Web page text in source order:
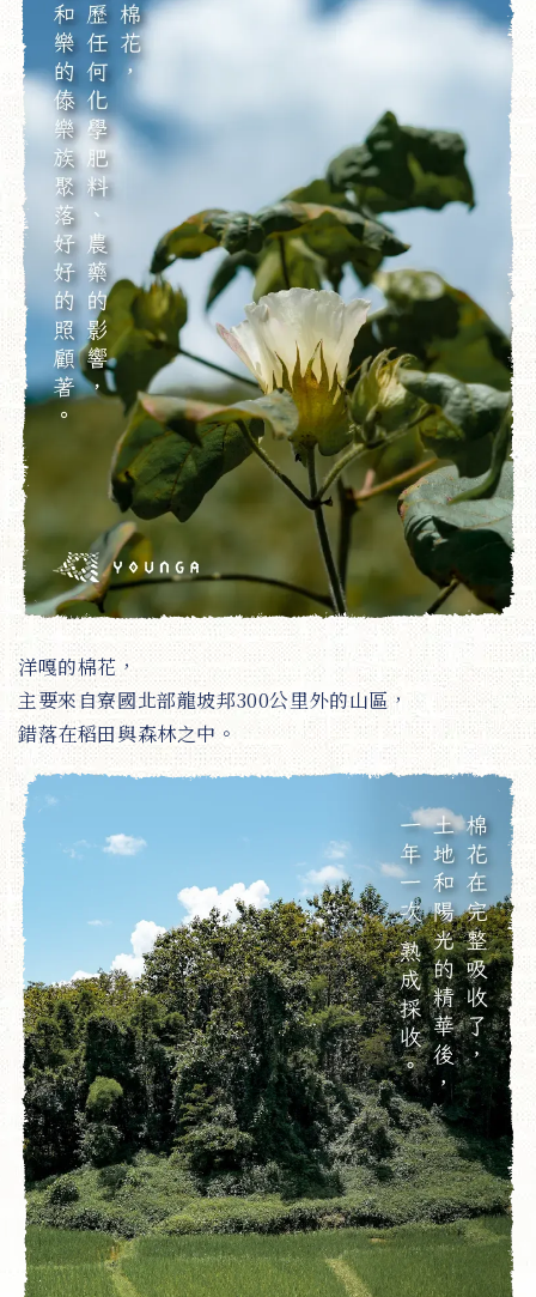
洋嘎的棉花，
主要來自寮國北部龍坡邦300公里外的山區，
錯落在稻田與森林之中。